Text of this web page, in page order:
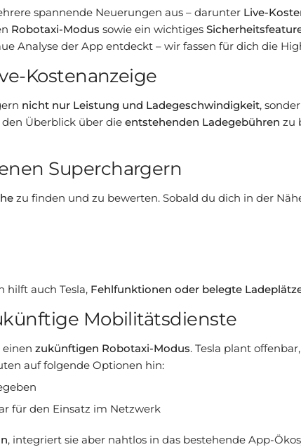
spannende Neuerungen aus – darunter Live-
Robotaxi-Modus sowie ein wichtiges
Analyse der App entdeckt – wir fassen für dich die
Kostenanzeige
nicht nur Leistung und Ladegeschwindigkeit,
den Überblick über dieentstehenden Ladegebühren zu
Superchargern
zu finden und zu bewerten. Sobald du dich in der
hilft auch Tesla, Fehlfunktionen oder belegte
Mobilitätsdienste
einenzukünftigen Robotaxi-Modus. Tesla plant
auf folgende Optionen hin:
für den Einsatz im Netzwerk
, integriert sie aber nahtlos in das bestehende App-